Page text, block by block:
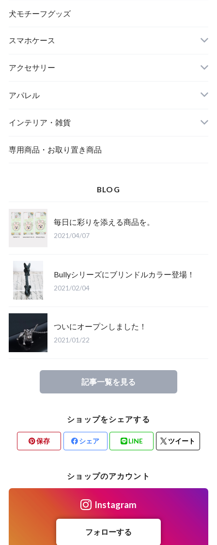
犬モチーフグッズ
スマホケース
アクセサリー
アパレル
インテリア・雑貨
スマホケース
専用商品・お取り置き商品
BLOG
毎日に彩りを添える商品を。
2021/04/07
Bullyシリーズにブリンドルカラー登場！
2021/02/04
ついにオープンしました！
2021/01/22
記事一覧を見る
ショップをシェアする
保存 シェア LINE ツイート
ショップのアカウント
Instagram
フォローする